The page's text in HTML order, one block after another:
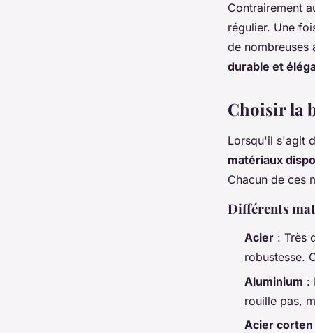
Contrairement
régulier. Une
de nombreuses
durable et
Choisir la
Lorsqu'il s'agit
matériaux
Chacun de ces
Différents
Acier : Très
robustesse.
Aluminium :
rouille pas,
Acier corten